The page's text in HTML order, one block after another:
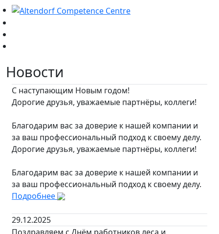
Новости
С наступающим Новым годом!
Дорогие друзья, уважаемые партнёры, коллеги!
Благодарим вас за доверие к нашей компании и
за ваш профессиональный подход к своему делу.
Дорогие друзья, уважаемые партнёры, коллеги!
Благодарим вас за доверие к нашей компании и
за ваш профессиональный подход к своему делу.
Подробнее
29.12.2025